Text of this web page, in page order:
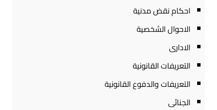
احكام نقض مدنية
الاحوال الشخصية
الادارى
التعريفات القانونية
التعريفات والدفوع القانونية
الجنائى